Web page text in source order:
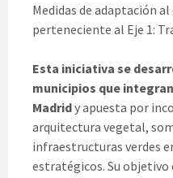
Medidas de adaptación
perteneciente al Eje 1:
Esta iniciativa se
municipios que
Madridy apuesta por
arquitectura vegetal,
infraestructuras verdes
estratégicos. Su objetivo